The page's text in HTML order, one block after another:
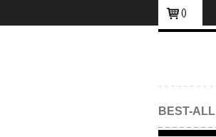
()
BEST-ALL